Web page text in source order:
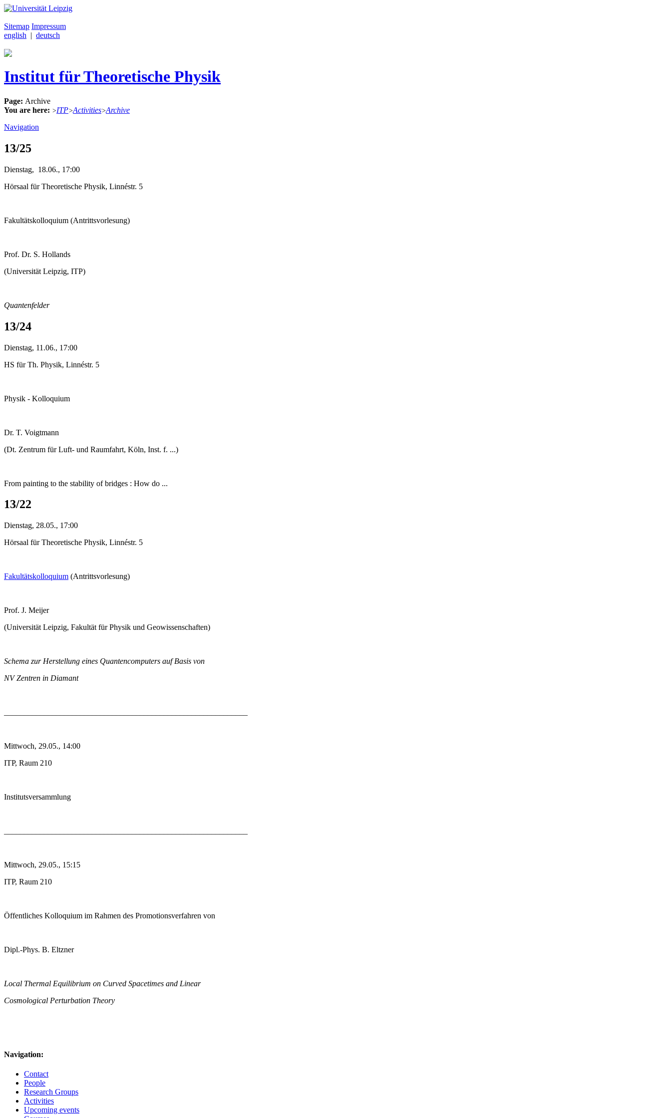
Sitemap Impressum
english | deutsch
Institut für Theoretische Physik
Page: Archive
You are here: >ITP>Activities>Archive
Navigation
13/25
Dienstag, 18.06., 17:00
Hörsaal für Theoretische Physik, Linnéstr. 5
Fakultätskolloquium (Antrittsvorlesung)
Prof. Dr. S. Hollands
(Universität Leipzig, ITP)
Quantenfelder
13/24
Dienstag, 11.06., 17:00
HS für Th. Physik, Linnéstr. 5
Physik - Kolloquium
Dr. T. Voigtmann
(Dt. Zentrum für Luft- und Raumfahrt, Köln, Inst. f. ...)
From painting to the stability of bridges : How do ...
13/22
Dienstag, 28.05., 17:00
Hörsaal für Theoretische Physik, Linnéstr. 5
Fakultätskolloquium (Antrittsvorlesung)
Prof. J. Meijer
(Universität Leipzig, Fakultät für Physik und Geowissenschaften)
Schema zur Herstellung eines Quantencomputers auf Basis von
NV Zentren in Diamant
Mittwoch, 29.05., 14:00
ITP, Raum 210
Institutsversammlung
Mittwoch, 29.05., 15:15
ITP, Raum 210
Öffentliches Kolloquium im Rahmen des Promotionsverfahren von
Dipl.-Phys. B. Eltzner
Local Thermal Equilibrium on Curved Spacetimes and Linear
Cosmological Perturbation Theory
Navigation:
Contact
People
Research Groups
Activities
Upcoming events